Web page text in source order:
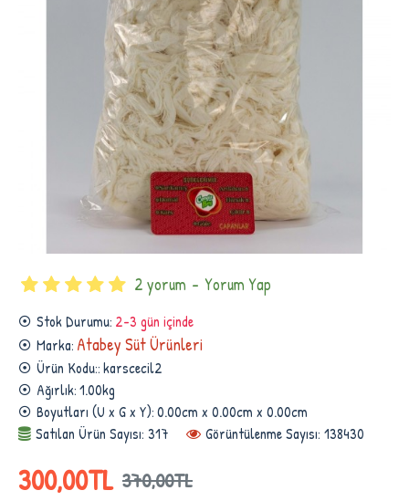
Stok Durumu: 2-3 gün içinde
Marka: Atabey Süt Ürünleri
Ürün Kodu::karscecil2
Ağırlık:1.00kg
Boyutları (U x G x Y):0.00cm x 0.00cm x 0.00cm
Satılan Ürün Sayısı: 317
Görüntülenme Sayısı: 138430
2 yorum - Yorum Yap
370,00TL
300,00TL